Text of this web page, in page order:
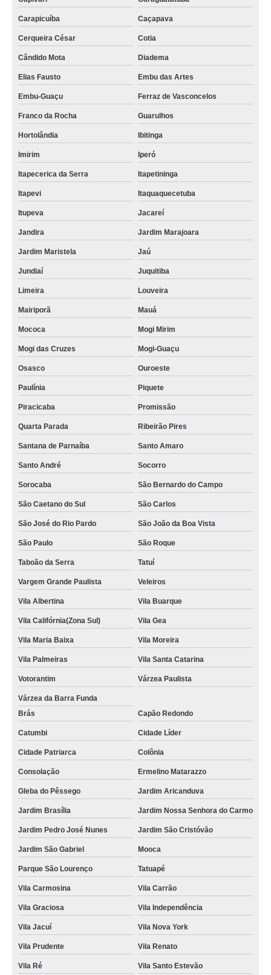
Carapicuíba Caçapava
Cerqueira César Cotia
Cândido Mota Diadema
Elias Fausto Embu das Artes
Embu-Guaçu Ferraz de Vasconcelos
Franco da Rocha Guarulhos
Hortolândia Ibitinga
Imirim Iperó
Itapecerica da Serra Itapetininga
Itapevi Itaquaquecetuba
Itupeva Jacareí
Jandira Jardim Marajoara
Jardim Maristela Jaú
Jundiaí Juquitiba
Limeira Louveira
Mairiporã Mauá
Mococa Mogi Mirim
Mogi das Cruzes Mogi-Guaçu
Osasco Ouroeste
Paulínia Piquete
Piracicaba Promissão
Quarta Parada Ribeirão Pires
Santana de Parnaíba Santo Amaro
Santo André Socorro
Sorocaba São Bernardo do Campo
São Caetano do Sul São Carlos
São José do Rio Pardo São João da Boa Vista
São Paulo São Roque
Taboão da Serra Tatuí
Vargem Grande Paulista Veleiros
Vila Albertina Vila Buarque
Vila Califórnia(Zona Sul) Vila Gea
Vila Maria Baixa Vila Moreira
Vila Palmeiras Vila Santa Catarina
Votorantim Várzea Paulista
Várzea da Barra Funda
Brás
Capão Redondo
Catumbi Cidade Líder
Cidade Patriarca Colônia
Consolação Ermelino Matarazzo
Gleba do Pêssego Jardim Aricanduva
Jardim Brasília Jardim Nossa Senhora do Carmo
Jardim Pedro José Nunes Jardim São Cristóvão
Jardim São Gabriel Mooca
Parque São Lourenço Tatuapé
Vila Carmosina Vila Carrão
Vila Graciosa Vila Independência
Vila Jacuí Vila Nova York
Vila Prudente Vila Renato
Vila Ré
Vila Santo Estevão